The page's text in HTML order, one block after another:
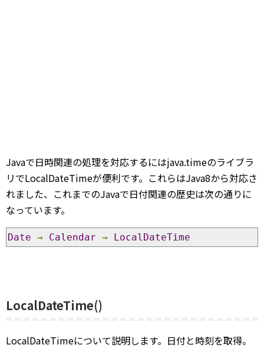
Javaで日時関連の処理を対応するにはjava.timeのライブラ
リでLocalDateTimeが便利です。これらはJava8から対応さ
れました、これまでのJavaで日付関連の歴史は次の通りに
なっています。
Date → Calendar → LocalDateTime
LocalDateTime()
LocalDateTimeについて説明します。日付と時刻を取得。